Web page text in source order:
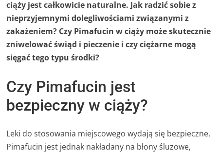
ciąży jest całkowicie naturalne. Jak radzić sobie z
nieprzyjemnymi dolegliwościami związanymi z
zakażeniem? Czy Pimafucin w ciąży może skutecznie
zniwelować świąd i pieczenie i czy ciężarne mogą
sięgać tego typu środki?
Czy Pimafucin jest
bezpieczny w ciąży?
Leki do stosowania miejscowego wydają się bezpieczne,
Pimafucin jest jednak nakładany na błony śluzowe,